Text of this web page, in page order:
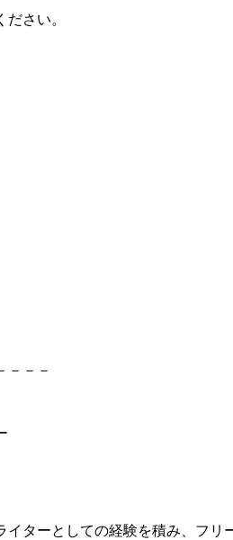
さい。
－－－
ターとしての経験を積み、フリ